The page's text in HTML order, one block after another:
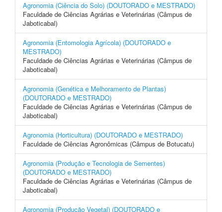
Agronomia (Ciência do Solo) (DOUTORADO e MESTRADO)
Faculdade de Ciências Agrárias e Veterinárias (Câmpus de
Jaboticabal)
Agronomia (Entomologia Agrícola) (DOUTORADO e
MESTRADO)
Faculdade de Ciências Agrárias e Veterinárias (Câmpus de
Jaboticabal)
Agronomia (Genética e Melhoramento de Plantas)
(DOUTORADO e MESTRADO)
Faculdade de Ciências Agrárias e Veterinárias (Câmpus de
Jaboticabal)
Agronomia (Horticultura) (DOUTORADO e MESTRADO)
Faculdade de Ciências Agronômicas (Câmpus de Botucatu)
Agronomia (Produção e Tecnologia de Sementes)
(DOUTORADO e MESTRADO)
Faculdade de Ciências Agrárias e Veterinárias (Câmpus de
Jaboticabal)
Agronomia (Produção Vegetal) (DOUTORADO e